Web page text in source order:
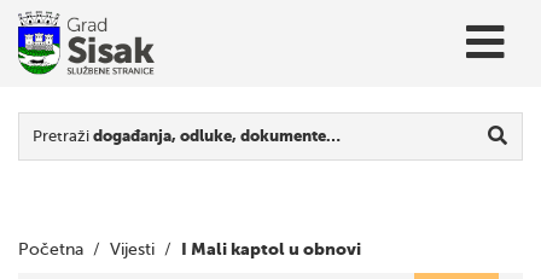
Pretraži događanja, odluke, dokumente…
Početna / Vijesti / I Mali kaptol u obnovi